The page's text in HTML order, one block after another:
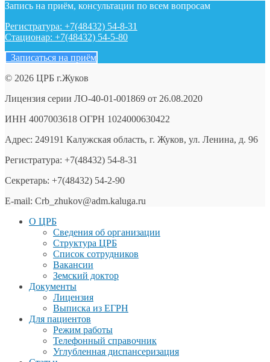
Запись на приём, консультации по всем вопросам
Регистратура: +7(48432) 54-8-31
Стационар: +7(48432) 54-5-80
Записаться на приём
© 2026 ЦРБ г.Жуков
Лицензия серии ЛО-40-01-001869 от 26.08.2020
ИНН 4007003618 ОГРН 1024000630422
Адрес: 249191 Калужская область, г. Жуков, ул. Ленина, д. 96
Регистратура: +7(48432) 54-8-31
Секретарь: +7(48432) 54-2-90
E-mail: Crb_zhukov@adm.kaluga.ru
О ЦРБ
Сведения об организации
Структура ЦРБ
Список сотрудников
Вакансии
Земский доктор
Документы
Лицензия
Выписка из ЕГРН
Для пациентов
Режим работы
Телефонный справочник
Углубленная диспансеризация